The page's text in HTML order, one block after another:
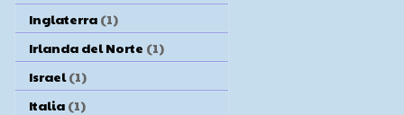
Inglaterra (1)
Irlanda del Norte (1)
Israel (1)
Italia (1)